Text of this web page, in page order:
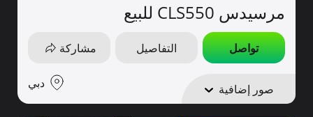
مرسيدس CLS550 للبيع
تواصل التفاصيل مشاركة
صور إضافية دبي